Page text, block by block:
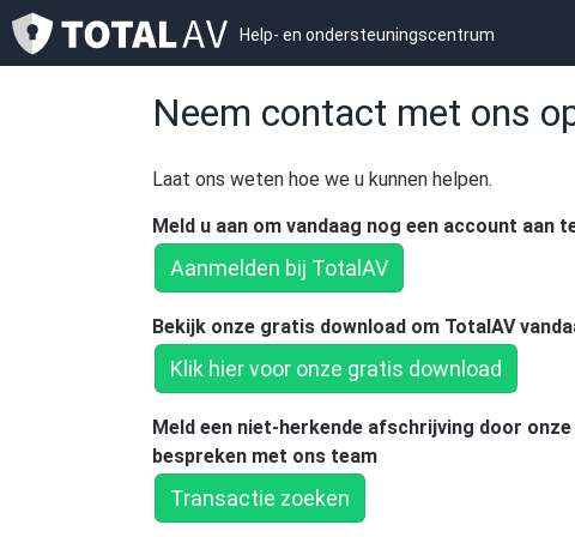
Help- en ondersteuningscentrum
Neem contact met ons
Laat ons weten hoe we u kunnen helpen.
Meld u aan om vandaag nog een account aan
Aanmelden bij TotalAV
Bekijk onze gratis download om TotalAV
Klik hier voor onze gratis download
Meld een niet-herkende afschrijving door
bespreken met ons team
Transactie zoeken